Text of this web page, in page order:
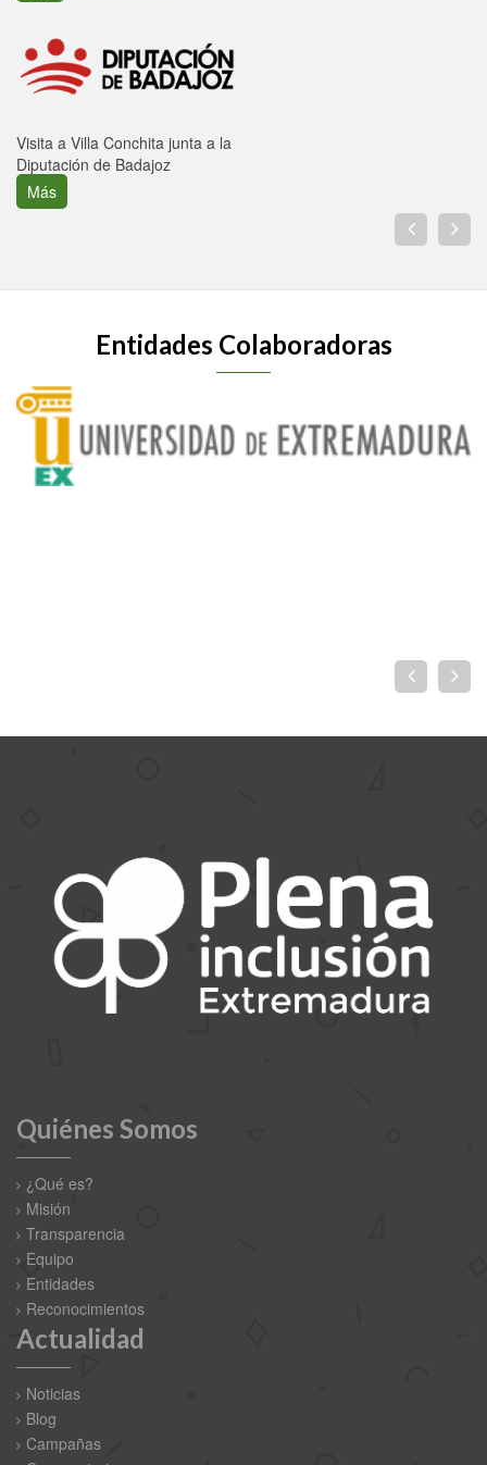
Visita a Villa Conchita junta a la
Diputación de Badajoz
Más
Entidades Colaboradoras
Quiénes Somos
¿Qué es?
Misión
Transparencia
Equipo
Entidades
Reconocimientos
Actualidad
Noticias
Blog
Campañas